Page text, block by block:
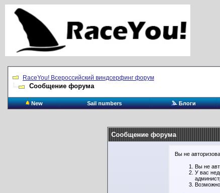
RaceYou! Всероссийский виндсерфинг форум
Сообщение форума
New Sail numbers Блоги
Сообщение форума
Вы не
Вы не
У вас